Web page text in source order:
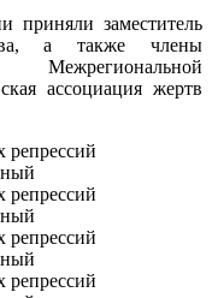
приняли заместитель
а также члены
Межрегиональной
ассоциация жертв